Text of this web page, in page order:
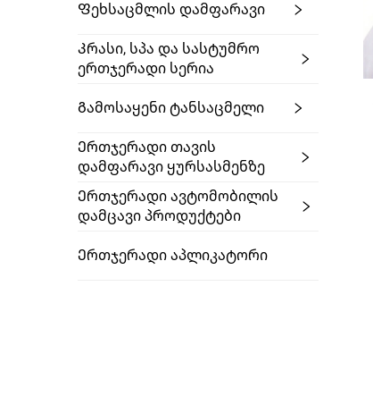
Ფეხსაცმლის Დამფარავი
Კრასი, Სპა Და Სასტუმრო
Ერთჯერადი Სერია
Გამოსაყენი Ტანსაცმელი
Ერთჯერადი Თავის
Დამფარავი Ყურსასმენზე
Ერთჯერადი Ავტომობილის
Დამცავი Პროდუქტები
Ერთჯერადი Აპლიკატორი